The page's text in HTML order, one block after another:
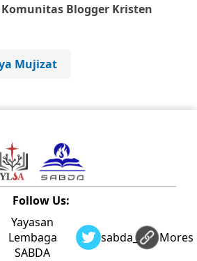
Blogger Kristen
Mujizat
Follow Us:
Yayasan
Lembaga
SABDA
sabda_ylsaMores